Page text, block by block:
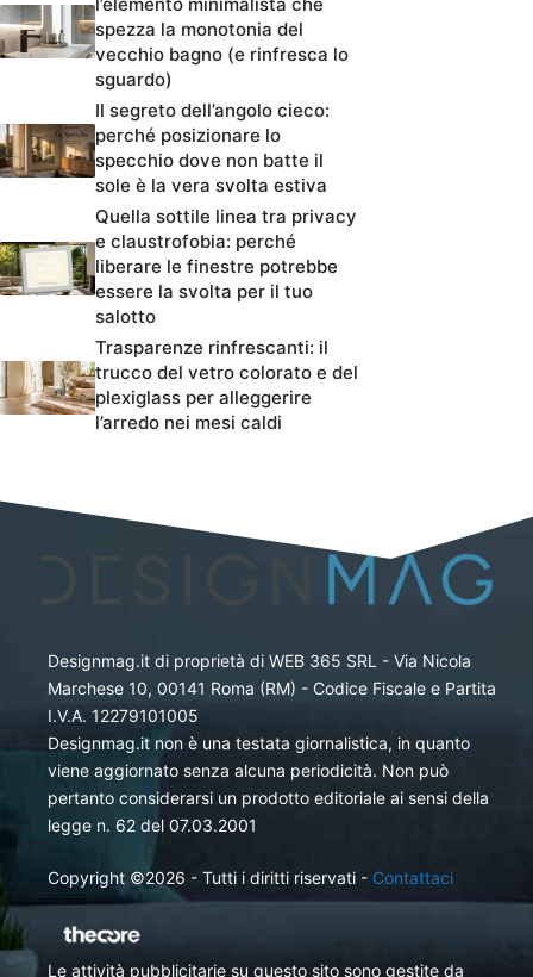
spezza la monotonia del
vecchio bagno (e rinfresca lo
sguardo)
Il segreto dell’angolo cieco:
perché posizionare lo
specchio dove non batte il
sole è la vera svolta estiva
Quella sottile linea tra privacy
e claustrofobia: perché
liberare le finestre potrebbe
essere la svolta per il tuo
salotto
Trasparenze rinfrescanti: il
trucco del vetro colorato e del
plexiglass per alleggerire
l’arredo nei mesi caldi
Designmag.it di proprietà di WEB 365 SRL - Via Nicola
Marchese 10, 00141 Roma (RM) - Codice Fiscale e Partita
I.V.A. 12279101005
Designmag.it non è una testata giornalistica, in quanto
viene aggiornato senza alcuna periodicità. Non può
pertanto considerarsi un prodotto editoriale ai sensi della
legge n. 62 del 07.03.2001
Copyright ©2026 - Tutti i diritti riservati - Contattaci
Le attività pubblicitarie su questo sito sono gestite da